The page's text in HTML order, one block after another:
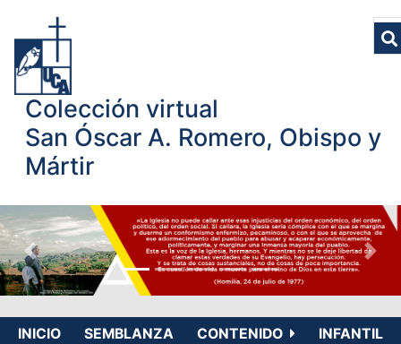
Colección virtual
San Óscar A. Romero, Obispo y
Mártir
INICIO SEMBLANZA CONTENIDO
INFANTIL